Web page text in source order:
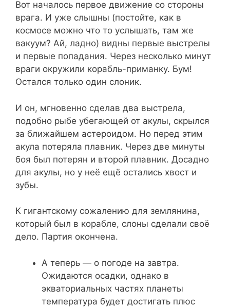
Вот началось первое движение со стороны
врага. И уже слышны (постойте, как в
космосе можно что то услышать, там же
вакуум? Ай, ладно) видны первые выстрелы
и первые попадания. Через несколько минут
враги окружили корабль-приманку. Бум!
Остался только один слоник.
И он, мгновенно сделав два выстрела,
подобно рыбе убегающей от акулы, скрылся
за ближайшем астероидом. Но перед этим
акула потеряла плавник. Через две минуты
боя был потерян и второй плавник. Досадно
для акулы, но у неё ещё остались хвост и
зубы.
К гигантскому сожалению для землянина,
который был в корабле, слоны сделали своё
дело. Партия окончена.
А теперь — о погоде на завтра.
Ожидаются осадки, однако в
экваториальных частях планеты
температура будет достигать плюс